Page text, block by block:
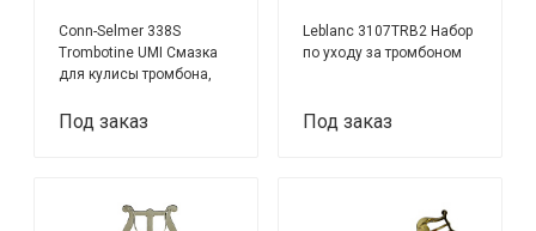
Conn-Selmer 338S
Trombotine UMI Смазка
для кулисы тромбона,
Под заказ
Leblanc 3107TRB2 Набор
по уходу за тромбоном
Под заказ